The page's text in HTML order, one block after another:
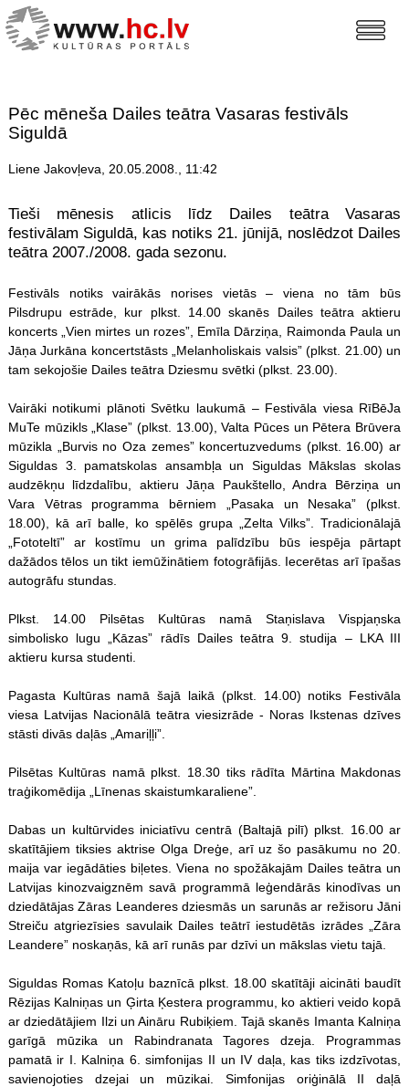
Pēc mēneša Dailes teātra Vasaras festivāls
Siguldā
Liene Jakovļeva, 20.05.2008., 11:42
Tieši mēnesis atlicis līdz Dailes teātra Vasaras
festivālam Siguldā, kas notiks 21. jūnijā, noslēdzot Dailes
teātra 2007./2008. gada sezonu.
Festivāls notiks vairākās norises vietās – viena no tām būs
Pilsdrupu estrāde, kur plkst. 14.00 skanēs Dailes teātra aktieru
koncerts „Vien mirtes un rozes”, Emīla Dārziņa, Raimonda Paula un
Jāņa Jurkāna koncertstāsts „Melanholiskais valsis” (plkst. 21.00) un
tam sekojošie Dailes teātra Dziesmu svētki (plkst. 23.00).
Vairāki notikumi plānoti Svētku laukumā – Festivāla viesa RīBēJa
MuTe mūzikls „Klase” (plkst. 13.00), Valta Pūces un Pētera Brūvera
mūzikla „Burvis no Oza zemes” koncertuzvedums (plkst. 16.00) ar
Siguldas 3. pamatskolas ansambļa un Siguldas Mākslas skolas
audzēkņu līdzdalību, aktieru Jāņa Paukštello, Andra Bērziņa un
Vara Vētras programma bērniem „Pasaka un Nesaka” (plkst.
18.00), kā arī balle, ko spēlēs grupa „Zelta Vilks”. Tradicionālajā
„Fototeltī” ar kostīmu un grima palīdzību būs iespēja pārtapt
dažādos tēlos un tikt iemūžinātiem fotogrāfijās. Iecerētas arī īpašas
autogrāfu stundas.
Plkst. 14.00 Pilsētas Kultūras namā Staņislava Vispjaņska
simbolisko lugu „Kāzas” rādīs Dailes teātra 9. studija – LKA III
aktieru kursa studenti.
Pagasta Kultūras namā šajā laikā (plkst. 14.00) notiks Festivāla
viesa Latvijas Nacionālā teātra viesizrāde - Noras Ikstenas dzīves
stāsti divās daļās „Amariļļi”.
Pilsētas Kultūras namā plkst. 18.30 tiks rādīta Mārtina Makdonas
traģikomēdija „Līnenas skaistumkaraliene”.
Dabas un kultūrvides iniciatīvu centrā (Baltajā pilī) plkst. 16.00 ar
skatītājiem tiksies aktrise Olga Dreģe, arī uz šo pasākumu no 20.
maija var iegādāties biļetes. Viena no spožākajām Dailes teātra un
Latvijas kinozvaigznēm savā programmā leģendārās kinodīvas un
dziedātājas Zāras Leanderes dziesmās un sarunās ar režisoru Jāni
Streiču atgriezīsies savulaik Dailes teātrī iestudētās izrādes „Zāra
Leandere” noskaņās, kā arī runās par dzīvi un mākslas vietu tajā.
Siguldas Romas Katoļu baznīcā plkst. 18.00 skatītāji aicināti baudīt
Rēzijas Kalniņas un Ģirta Ķestera programmu, ko aktieri veido kopā
ar dziedātājiem Ilzi un Aināru Rubiķiem. Tajā skanēs Imanta Kalniņa
garīgā mūzika un Rabindranata Tagores dzeja. Programmas
pamatā ir I. Kalniņa 6. simfonijas II un IV daļa, kas tiks izdzīvotas,
savienojoties dzejai un mūzikai. Simfonijas oriģinālā II daļā